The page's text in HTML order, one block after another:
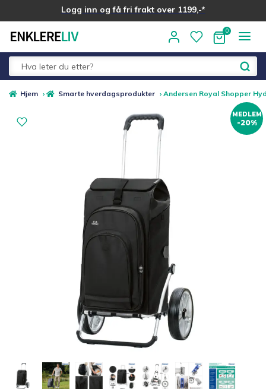
Logg inn og få fri frakt over 1199,-*
Alle kategorier
Fold
ut
Medlemstilbud
Gavetips
Hjem › Smarte hverdagsprodukter › Andersen Royal Shopper
MEDLEM
-20%